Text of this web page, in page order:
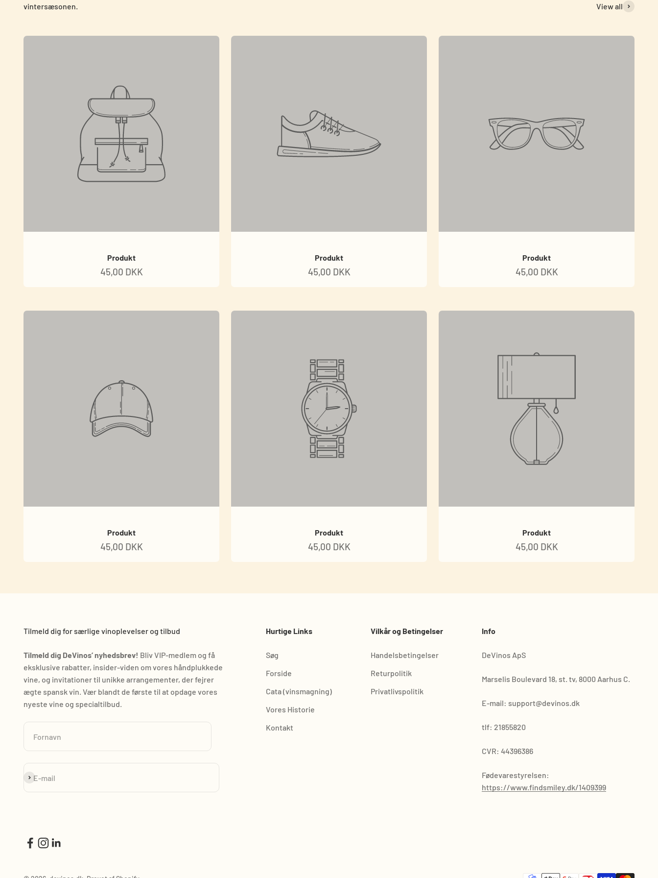
vintersæsonen.
View all
Produkt
45,00 DKK
Produkt
45,00 DKK
Produkt
45,00 DKK
Produkt
45,00 DKK
Produkt
45,00 DKK
Produkt
45,00 DKK
Tilmeld dig for særlige vinoplevelser og tilbud
Tilmeld dig DeVinos’ nyhedsbrev! Bliv VIP-medlem og få
eksklusive rabatter, insider-viden om vores håndplukkede
vine, og invitationer til unikke arrangementer, der fejrer
ægte spansk vin. Vær blandt de første til at opdage vores
nyeste vine og specialtilbud.
Fornavn
E-mail
Abonnér
Hurtige Links
Søg
Forside
Cata (vinsmagning)
Vores Historie
Kontakt
Vilkår og Betingelser
Handelsbetingelser
Returpolitik
Privatlivspolitik
Info
DeVinos ApS
Marselis Boulevard 18, st. tv, 8000 Aarhus C.
E-mail: support@devinos.dk
tlf: 21855820
CVR: 44396386
Fødevarestyrelsen:
https://www.findsmiley.dk/1409399